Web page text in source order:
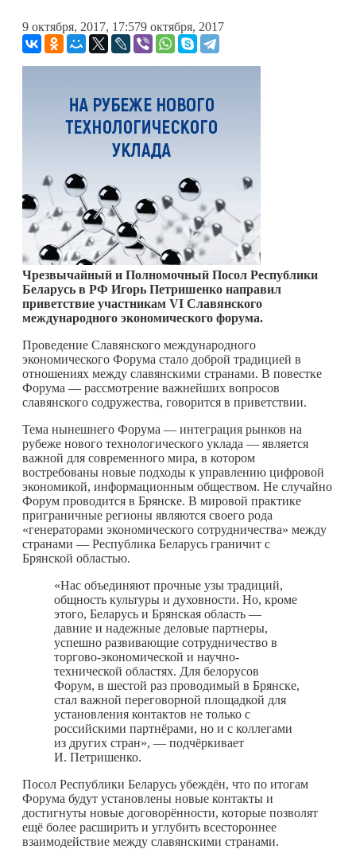
9 октября, 2017, 17:579 октября, 2017
Чрезвычайный и Полномочный Посол Республики
Беларусь в РФ Игорь Петришенко направил
приветствие участникам VI Славянского
международного экономического форума.
Проведение Славянского международного
экономического Форума стало доброй традицией в
отношениях между славянскими странами. В повестке
Форума — рассмотрение важнейших вопросов
славянского содружества, говорится в приветствии.
Тема нынешнего Форума — интеграция рынков на
рубеже нового технологического уклада — является
важной для современного мира, в котором
востребованы новые подходы к управлению цифровой
экономикой, информационным обществом. Не случайно
Форум проводится в Брянске. В мировой практике
приграничные регионы являются своего рода
«генераторами экономического сотрудничества» между
странами — Республика Беларусь граничит с
Брянской областью.
«Нас объединяют прочные узы традиций,
общность культуры и духовности. Но, кроме
этого, Беларусь и Брянская область —
давние и надежные деловые партнеры,
успешно развивающие сотрудничество в
торгово-экономической и научно-
технической областях. Для белорусов
Форум, в шестой раз проводимый в Брянске,
стал важной переговорной площадкой для
установления контактов не только с
российскими партнёрами, но и с коллегами
из других стран», — подчёркивает
И. Петришенко.
Посол Республики Беларусь убеждён, что по итогам
Форума будут установлены новые контакты и
достигнуты новые договорённости, которые позволят
ещё более расширить и углубить всестороннее
взаимодействие между славянскими странами.